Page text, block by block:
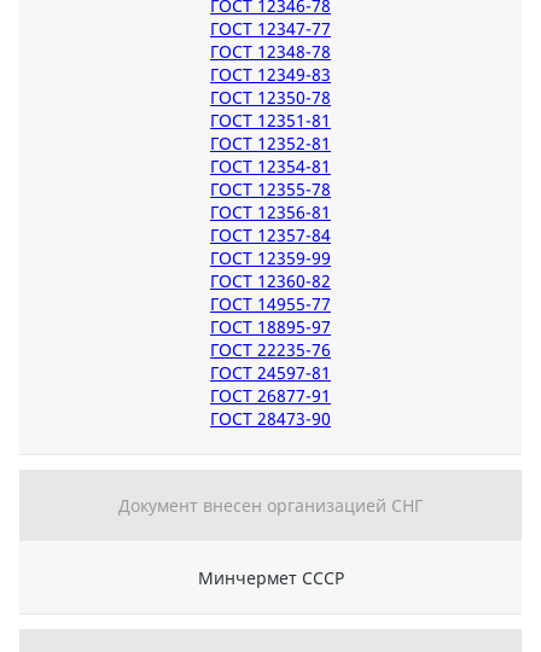
ГОСТ 12346-78
ГОСТ 12347-77
ГОСТ 12348-78
ГОСТ 12349-83
ГОСТ 12350-78
ГОСТ 12351-81
ГОСТ 12352-81
ГОСТ 12354-81
ГОСТ 12355-78
ГОСТ 12356-81
ГОСТ 12357-84
ГОСТ 12359-99
ГОСТ 12360-82
ГОСТ 14955-77
ГОСТ 18895-97
ГОСТ 22235-76
ГОСТ 24597-81
ГОСТ 26877-91
ГОСТ 28473-90
Документ внесен организацией СНГ
Минчермет СССР